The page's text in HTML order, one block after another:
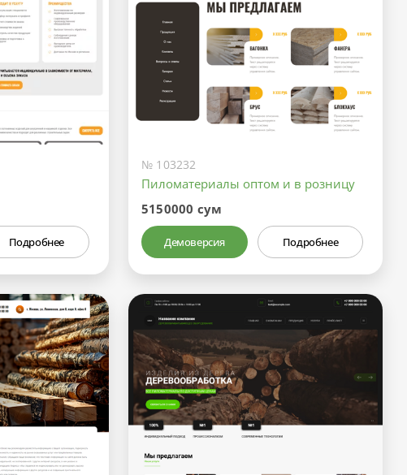
Подробнее
№ 103232
Пиломатериалы оптом и в розницу
5150000 сум
Демоверсия Подробнее